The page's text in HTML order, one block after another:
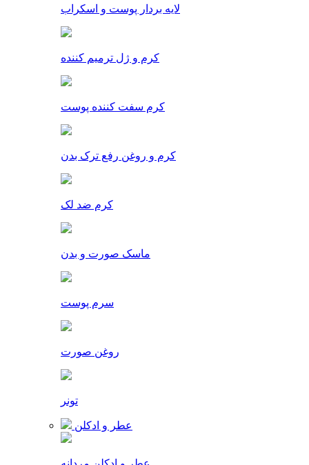
لایه بردار پوست و اسکراب
کرم و ژل ترمیم کننده
کرم سفت کننده پوست
کرم و روغن رفع ترک بدن
کرم ضد لک
ماسک صورت و بدن
سرم پوست
روغن صورت
تونر
عطر و ادکلن